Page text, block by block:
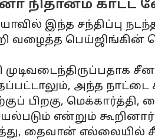
நிதானம் காட்ட
இந்த சந்திப்பு
வழைத்த பெய்ஜிங்கின்
அந்த நாட்டை
பிறகு,
என்றும்
தைவான் எல்லையில்